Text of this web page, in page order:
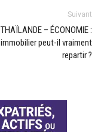
Suivant
THAÏLANDE – ÉCONOMIE :
peut-il vraiment
repartir ?